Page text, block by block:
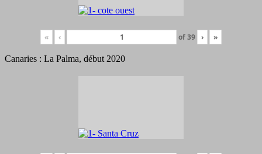
« ‹ of39 › »
Canaries : La Palma, début 2020